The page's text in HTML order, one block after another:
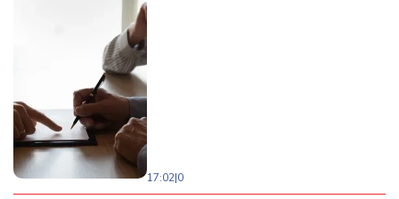
17:02|0